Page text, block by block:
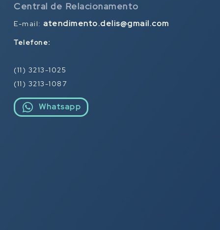
Central de Relacionamento
E-mail: atendimento.delis@gmail.com
Telefone:
(11) 3213-1025
(11) 3213-1087
Whatsapp